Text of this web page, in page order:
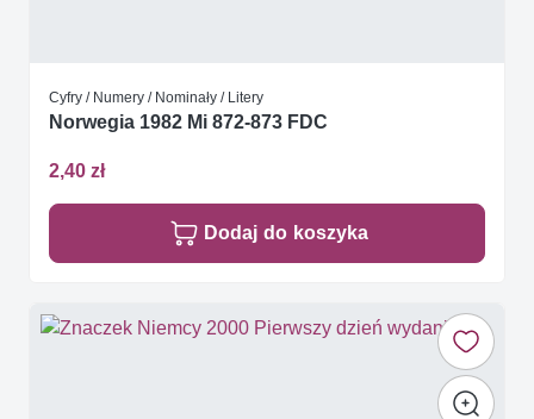
Cyfry / Numery / Nominały / Litery
Norwegia 1982 Mi 872-873 FDC
2,40 zł
Dodaj do koszyka